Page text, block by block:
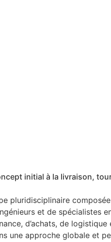
initial à la livraison,
pluridisciplinaire
et de spécialistes
d’achats, de
une approche globale et